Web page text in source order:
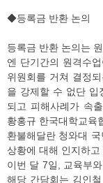
◆등록금 반환 논의
등록금 반환 논의는
엔 단기간의 원격수
위원회를 거쳐 결정
을 강제할 수 없단 입
되고 피해사례가 속
황홍규 한국대학교육
환불해달란 청와대
상황에 대해 인지하고
이번 달 7일, 교육부
해당 간담회는 김인